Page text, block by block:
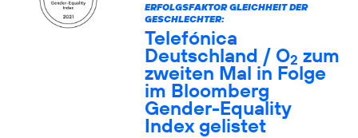
ERFOLGSFAKTOR GLEICHHEIT DER
GESCHLECHTER:
Telefónica
Deutschland / O2 zum
zweiten Mal in Folge
im Bloomberg
Gender-Equality
Index gelistet